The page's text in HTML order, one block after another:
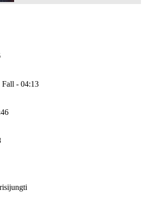
Fall - 04:13